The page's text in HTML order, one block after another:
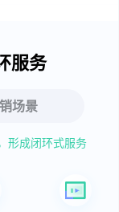
服务
场景
形成闭环式服务